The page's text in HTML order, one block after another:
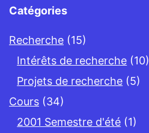
Catégories
Recherche (15)
Intérêts de recherche (10)
Projets de recherche (5)
Cours (34)
2001 Semestre d'été (1)